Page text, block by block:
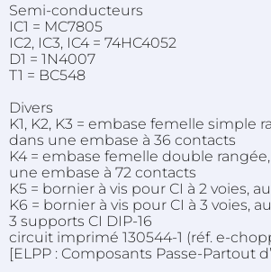
Semi-conducteurs
IC1 = MC7805
IC2, IC3, IC4 = 74HC4052
D1 = 1N4007
T1 = BC548
Divers
K1, K2, K3 = embase femelle simple
dans une embase à 36 contacts
K4 = embase femelle double
une embase à 72 contacts
K5 = bornier à vis pour CI à 2 voies,
K6 = bornier à vis pour CI à 3 voies,
3 supports CI DIP-16
circuit imprimé 130544-1 (réf. e-
[ELPP : Composants Passe-Partout